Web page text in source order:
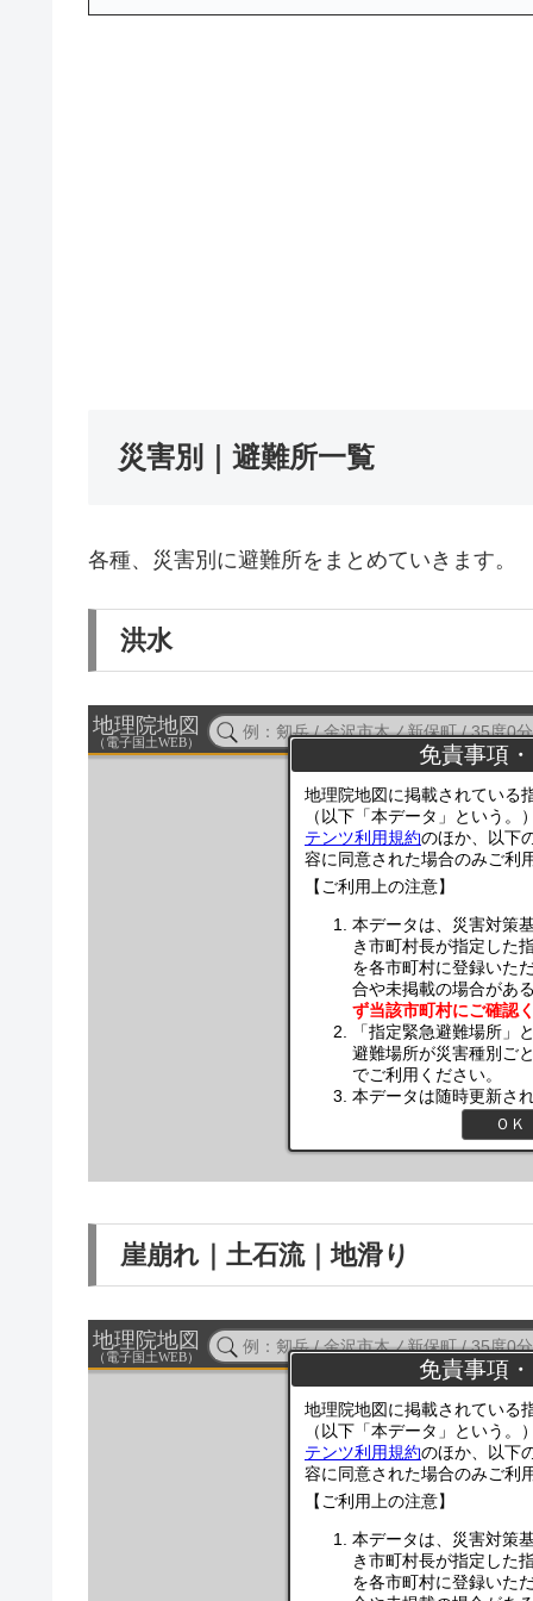
災害別｜避難所一覧
各種、災害別に避難所をまとめていきます。
洪水
崖崩れ｜土石流｜地滑り